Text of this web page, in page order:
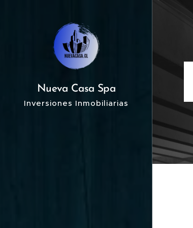
Nueva Casa Spa
Inversiones Inmobiliarias